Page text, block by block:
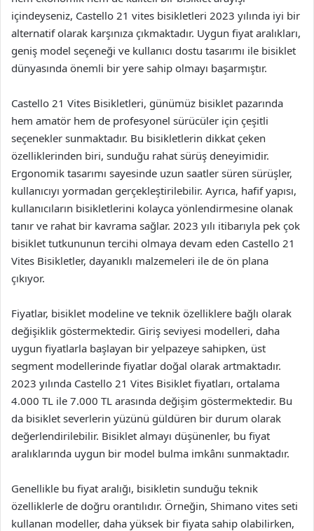
içindeyseniz, Castello 21 vites bisikletleri 2023 yılında iyi bir
alternatif olarak karşınıza çıkmaktadır. Uygun fiyat aralıkları,
geniş model seçeneği ve kullanıcı dostu tasarımı ile bisiklet
dünyasında önemli bir yere sahip olmayı başarmıştır.
Castello 21 Vites Bisikletleri, günümüz bisiklet pazarında
hem amatör hem de profesyonel sürücüler için çeşitli
seçenekler sunmaktadır. Bu bisikletlerin dikkat çeken
özelliklerinden biri, sunduğu rahat sürüş deneyimidir.
Ergonomik tasarımı sayesinde uzun saatler süren sürüşler,
kullanıcıyı yormadan gerçekleştirilebilir. Ayrıca, hafif yapısı,
kullanıcıların bisikletlerini kolayca yönlendirmesine olanak
tanır ve rahat bir kavrama sağlar. 2023 yılı itibarıyla pek çok
bisiklet tutkununun tercihi olmaya devam eden Castello 21
Vites Bisikletler, dayanıklı malzemeleri ile de ön plana
çıkıyor.
Fiyatlar, bisiklet modeline ve teknik özelliklere bağlı olarak
değişiklik göstermektedir. Giriş seviyesi modelleri, daha
uygun fiyatlarla başlayan bir yelpazeye sahipken, üst
segment modellerinde fiyatlar doğal olarak artmaktadır.
2023 yılında Castello 21 Vites Bisiklet fiyatları, ortalama
4.000 TL ile 7.000 TL arasında değişim göstermektedir. Bu
da bisiklet severlerin yüzünü güldüren bir durum olarak
değerlendirilebilir. Bisiklet almayı düşünenler, bu fiyat
aralıklarında uygun bir model bulma imkânı sunmaktadır.
Genellikle bu fiyat aralığı, bisikletin sunduğu teknik
özelliklerle de doğru orantılıdır. Örneğin, Shimano vites seti
kullanan modeller, daha yüksek bir fiyata sahip olabilirken,